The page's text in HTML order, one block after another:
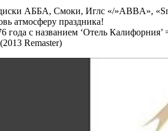
АББА, Смоки, Иглс «/»ABBA»,
атмосферу праздника!
года с названием ‘Отель Калифорния’
Remaster)